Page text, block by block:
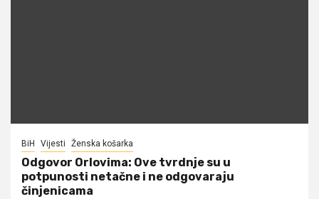
BiH Vijesti Ženska košarka
Odgovor Orlovima: ​Ove tvrdnje su u
potpunosti netačne i ne odgovaraju
činjenicama